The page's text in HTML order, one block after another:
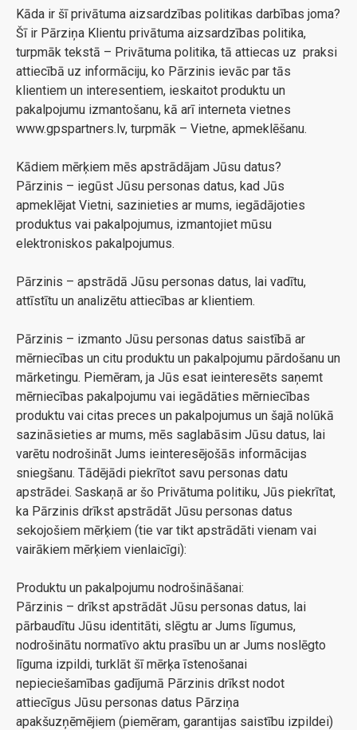
Kāda ir šī privātuma aizsardzības politikas darbības joma?
Šī ir Pārziņa Klientu privātuma aizsardzības politika,
turpmāk tekstā – Privātuma politika, tā attiecas uz praksi
attiecībā uz informāciju, ko Pārzinis ievāc par tās
klientiem un interesentiem, ieskaitot produktu un
pakalpojumu izmantošanu, kā arī interneta vietnes
www.gpspartners.lv, turpmāk – Vietne, apmeklēšanu.
Kādiem mērķiem mēs apstrādājam Jūsu datus?
Pārzinis – iegūst Jūsu personas datus, kad Jūs
apmeklējat Vietni, sazinieties ar mums, iegādājoties
produktus vai pakalpojumus, izmantojiet mūsu
elektroniskos pakalpojumus.
Pārzinis – apstrādā Jūsu personas datus, lai vadītu,
attīstītu un analizētu attiecības ar klientiem.
Pārzinis – izmanto Jūsu personas datus saistībā ar
mērniecības un citu produktu un pakalpojumu pārdošanu un
mārketingu. Piemēram, ja Jūs esat ieinteresēts saņemt
mērniecības pakalpojumu vai iegādāties mērniecības
produktu vai citas preces un pakalpojumus un šajā nolūkā
sazināsieties ar mums, mēs saglabāsim Jūsu datus, lai
varētu nodrošināt Jums ieinteresējošās informācijas
sniegšanu. Tādējādi piekrītot savu personas datu
apstrādei. Saskaņā ar šo Privātuma politiku, Jūs piekrītat,
ka Pārzinis drīkst apstrādāt Jūsu personas datus
sekojošiem mērķiem (tie var tikt apstrādāti vienam vai
vairākiem mērķiem vienlaicīgi):
Produktu un pakalpojumu nodrošināšanai:
Pārzinis – drīkst apstrādāt Jūsu personas datus, lai
pārbaudītu Jūsu identitāti, slēgtu ar Jums līgumus,
nodrošinātu normatīvo aktu prasību un ar Jums noslēgto
līguma izpildi, turklāt šī mērķa īstenošanai
nepieciešamības gadījumā Pārzinis drīkst nodot
attiecīgus Jūsu personas datus Pārziņa
apakšuzņēmējiem (piemēram, garantijas saistību izpildei)